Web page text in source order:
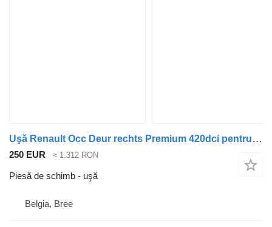
Uşă Renault Occ Deur rechts Premium 420dci pentru camion
250 EUR ≈ 1.312 RON
Piesă de schimb - uşă
Belgia, Bree